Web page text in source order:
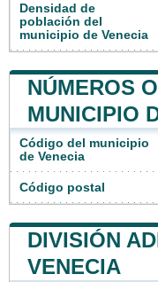
Densidad de
población del
municipio de Venecia
NÚMEROS
MUNICIPIO
Código del municipio
de Venecia
Código postal
DIVISIÓN
VENECIA